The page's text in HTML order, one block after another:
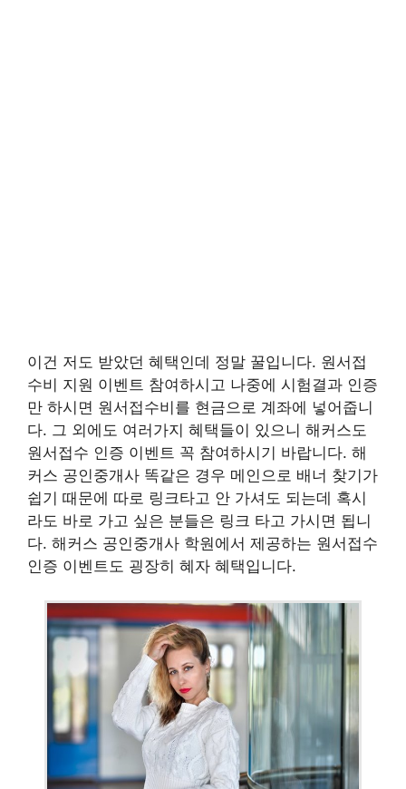
이건 저도 받았던 혜택인데 정말 꿀입니다. 원서접
수비 지원 이벤트 참여하시고 나중에 시험결과 인증
만 하시면 원서접수비를 현금으로 계좌에 넣어줍니
다. 그 외에도 여러가지 혜택들이 있으니 해커스도
원서접수 인증 이벤트 꼭 참여하시기 바랍니다. 해
커스 공인중개사 똑같은 경우 메인으로 배너 찾기가
쉽기 때문에 따로 링크타고 안 가셔도 되는데 혹시
라도 바로 가고 싶은 분들은 링크 타고 가시면 됩니
다. 해커스 공인중개사 학원에서 제공하는 원서접수
인증 이벤트도 굉장히 혜자 혜택입니다.